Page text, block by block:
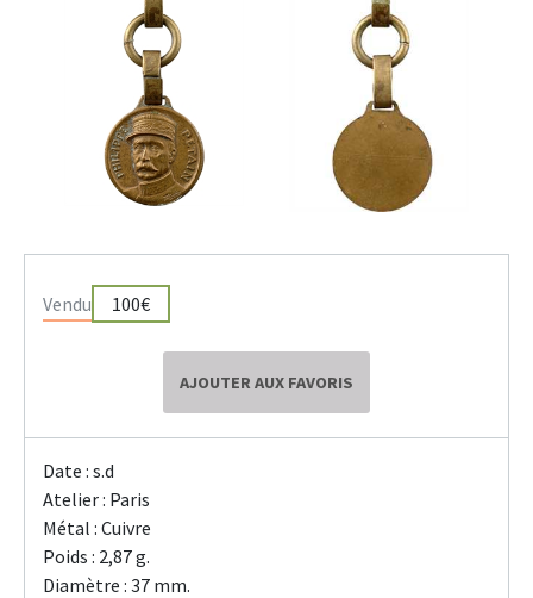
Vendu 100€
AJOUTER AUX FAVORIS
Date : s.d
Atelier : Paris
Métal : Cuivre
Poids : 2,87 g.
Diamètre : 37 mm.